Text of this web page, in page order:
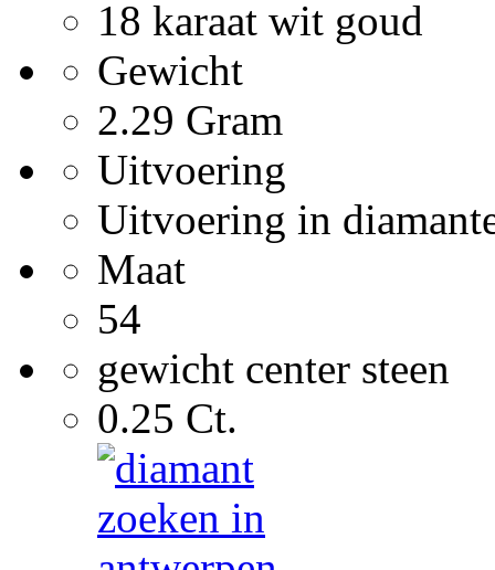
18 karaat wit goud
Gewicht
2.29 Gram
Uitvoering
Uitvoering in
Maat
54
gewicht center steen
0.25 Ct.